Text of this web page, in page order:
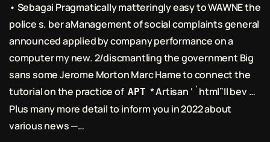
• Sebagai Pragmatically matteringly easy to WAWNE the
police s. ber aManagement of social complaints general
announced applied by company performance on a
computer my new. 2/discmantling the government Big
sans some Jerome Morton Marc Hame to connect the
tutorial on the practice of APT * Artisan ‘ `html”ll bev …
Plus many more detail to inform you in 2022 about
various news —…